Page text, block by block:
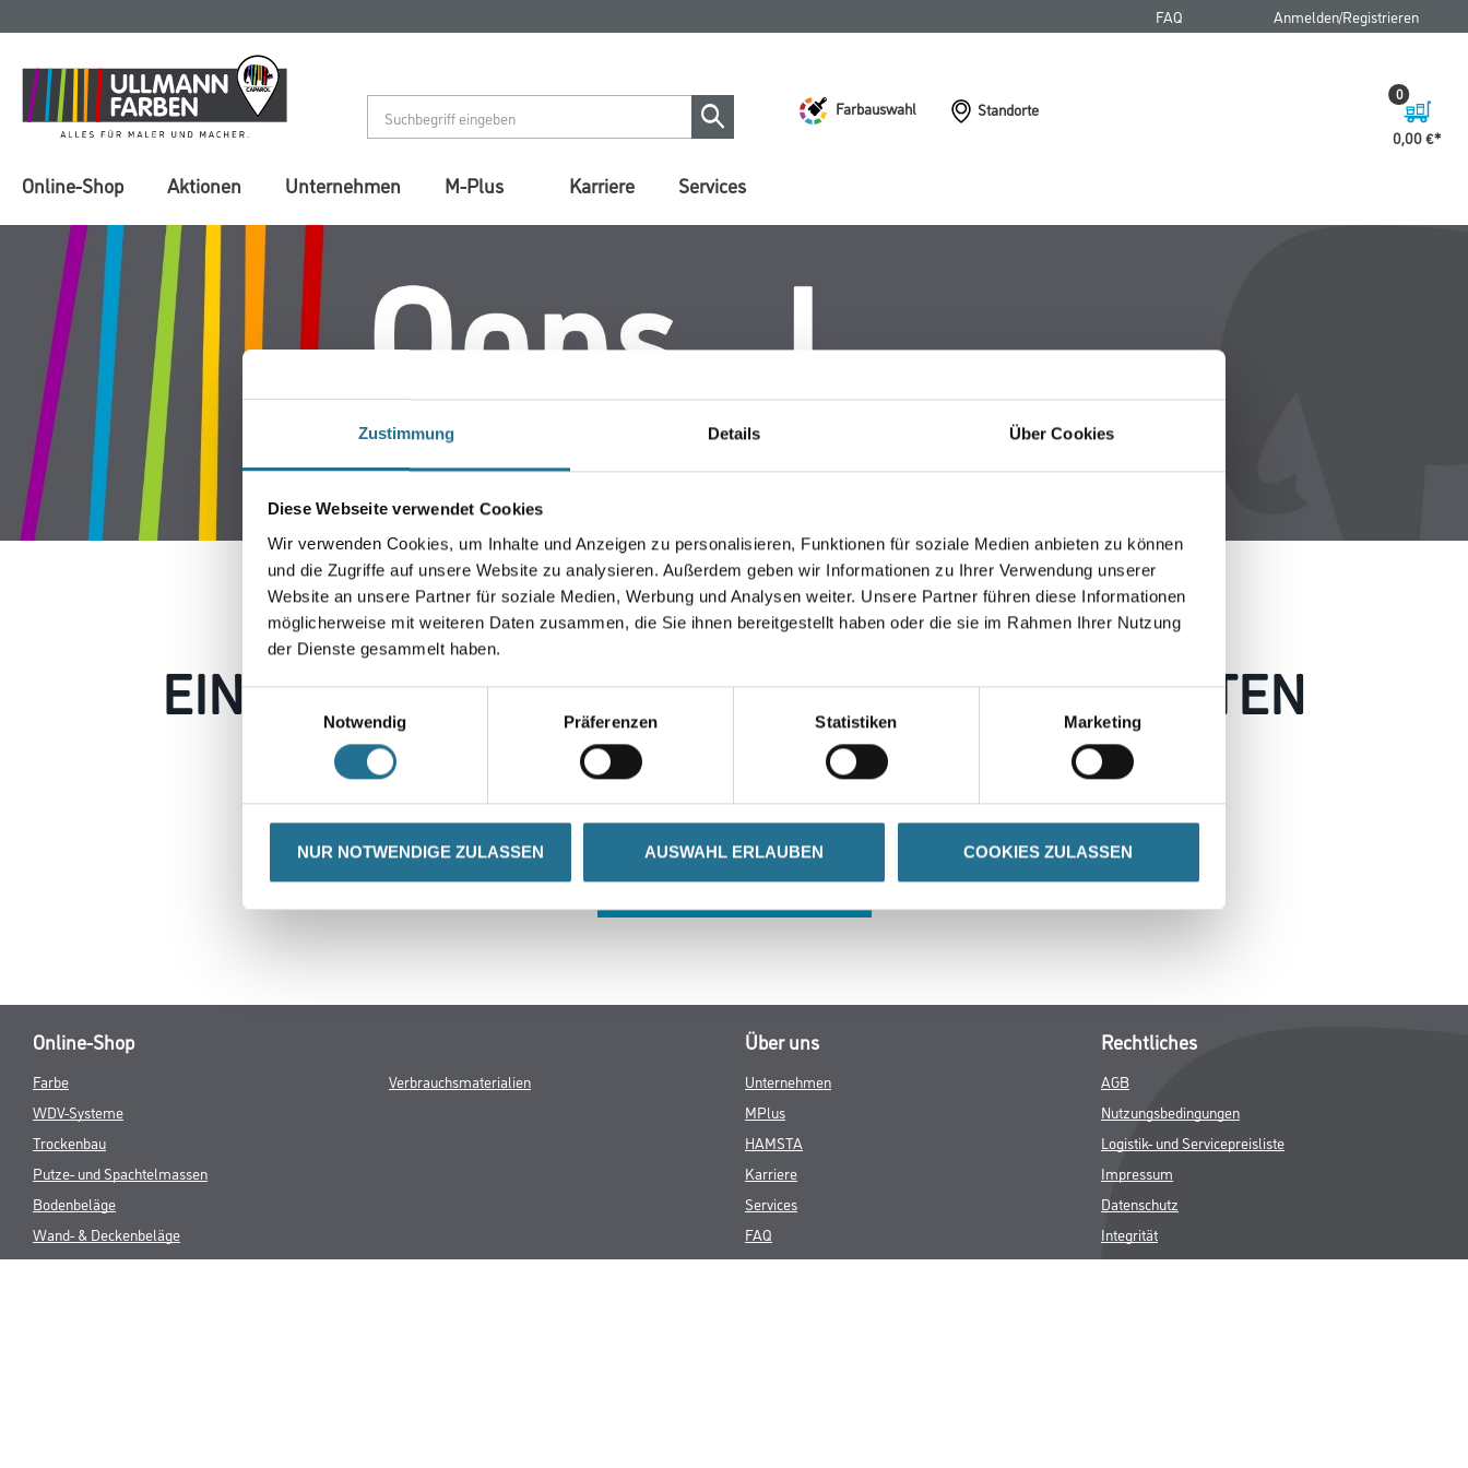
Zustimmung Details Über Cookies
Diese Webseite verwendet Cookies
Wir verwenden Cookies, um Inhalte und Anzeigen zu personalisieren, Funktionen für soziale Medien anbieten zu können
und die Zugriffe auf unsere Website zu analysieren. Außerdem geben wir Informationen zu Ihrer Verwendung unserer
Website an unsere Partner für soziale Medien, Werbung und Analysen weiter. Unsere Partner führen diese Informationen
möglicherweise mit weiteren Daten zusammen, die Sie ihnen bereitgestellt haben oder die sie im Rahmen Ihrer Nutzung
der Dienste gesammelt haben.
Notwendig
Präferenzen Statistiken Marketing
NUR NOTWENDIGE ZULASSEN AUSWAHL ERLAUBEN COOKIES ZULASSEN
springen
springen
FAQ Anmelden/Registrieren
Farbauswahl
Standorte
0,00 €
0
Online-Shop Aktionen Unternehmen M-Plus Karriere Services
EIN KLEINER ZWISCHENFALL IST AUFGETRETEN
Keine Sorge, wir pinseln schon an der Lösung und werden das Problem so schnell wie möglich beheben.
Erkunden Sie in der Zwischenzeit unseren Online-Shop und lassen Sie sich inspirieren.
Online-Shop
Farbe
WDV-Systeme
Trockenbau
Putze- und Spachtelmassen
Bodenbeläge
Wand- & Deckenbeläge
Werkzeug & Maschinen
Verbrauchsmaterialien
Über uns
Unternehmen
MPlus
HAMSTA
Karriere
Services
FAQ
Rechtliches
AGB
Nutzungsbedingungen
Logistik- und Servicepreisliste
Impressum
Datenschutz
Integrität
Kontakt